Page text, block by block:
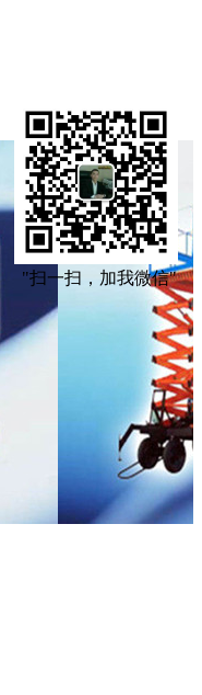
"扫一扫，加我微信"